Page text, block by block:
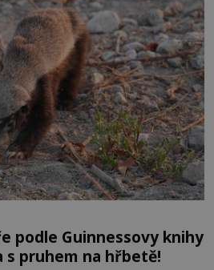
podle Guinnessovy knihy
s pruhem na hřbetě!